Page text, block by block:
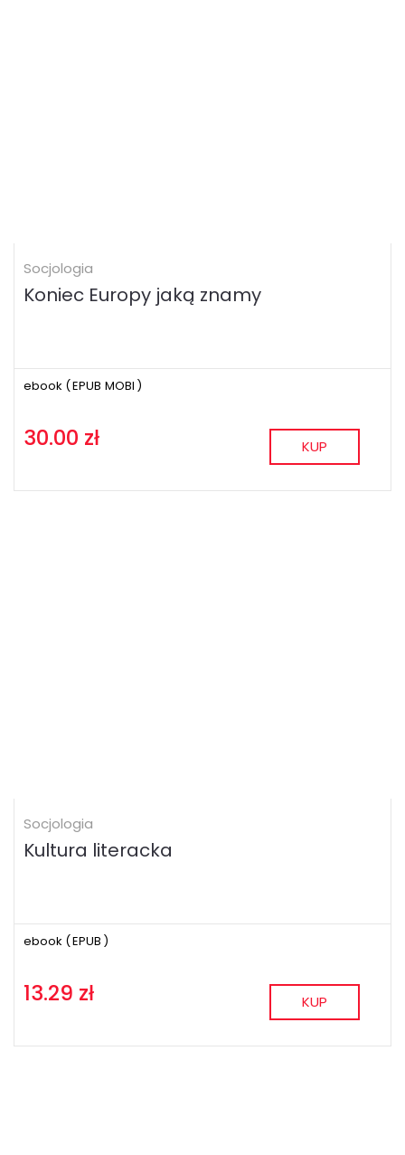
Socjologia
Koniec Europy jaką znamy
ebook (EPUB MOBI )
30.00 zł KUP
Socjologia
Kultura literacka
ebook (EPUB )
13.29 zł KUP